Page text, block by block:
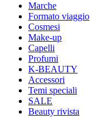
Marche
Formato viaggio
Cosmesi
Make-up
Capelli
Profumi
K-BEAUTY
Accessori
Temi speciali
SALE
Beauty rivista